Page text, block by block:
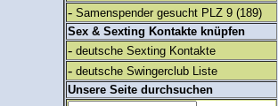
- Samenspender gesucht PLZ 9 (189)
Sex & Sexting Kontakte knüpfen
- deutsche Sexting Kontakte
- deutsche Swingerclub Liste
Unsere Seite durchsuchen